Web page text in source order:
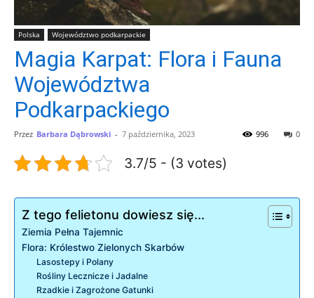
Polska Województwo podkarpackie
Magia Karpat: Flora i Fauna
Województwa
Podkarpackiego
Przez Barbara Dąbrowski - 7 października, 2023 0
996
3.7/5 - (3 votes)
Z tego felietonu dowiesz się...
Ziemia Pełna Tajemnic
Flora: Królestwo Zielonych Skarbów
Lasostepy i Polany
Rośliny Lecznicze i Jadalne
Rzadkie i Zagrożone Gatunki